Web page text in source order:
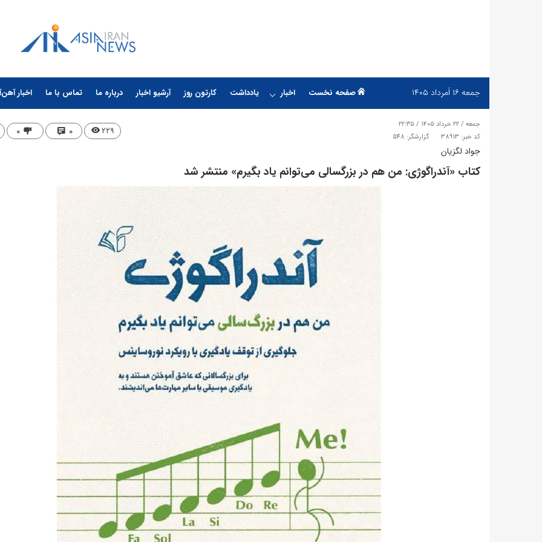
جمعه ۱۶ اَمرداد ۱۴۰۵ صفحه نخست اخبار یادداشت کارتون روز آرشیو اخبار درباره ما تماس با ما اخبار
جمعه / ۲۲ خرداد ۱۴۰۵ / ۲۲:۳۵
کد خبر: 38913
گزارشگر: 548 ۲۲۹ ۰ ۰
جواد لگزیان
کتاب ​«آندراگوژی: من هم در بزرگسالی می‌توانم یاد بگیرم» منتشر شد